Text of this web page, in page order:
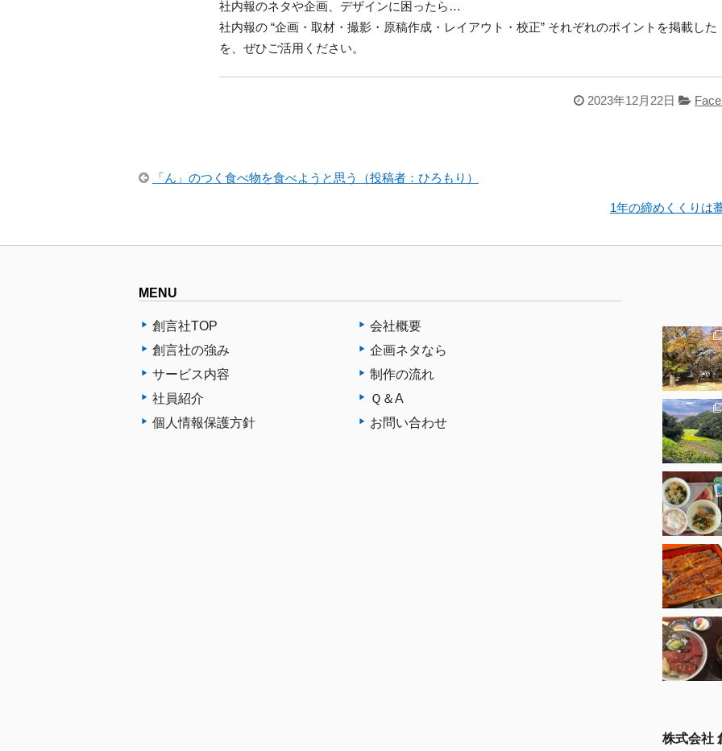
社内報のネタや企画、デザインに困ったら…
社内報の “企画・取材・撮影・原稿作成・レイアウト・校正” それぞれのポイントを掲載した
を、ぜひご活用ください。
2023年12月22日
「ん」のつく食べ物を食べようと思う（投稿者：ひろもり）
1年の締めくくりは
MENU
創言社TOP
会社概要
創言社の強み
企画ネタなら
サービス内容
制作の流れ
社員紹介
Ｑ＆A
個人情報保護方針
お問い合わせ
株式会社